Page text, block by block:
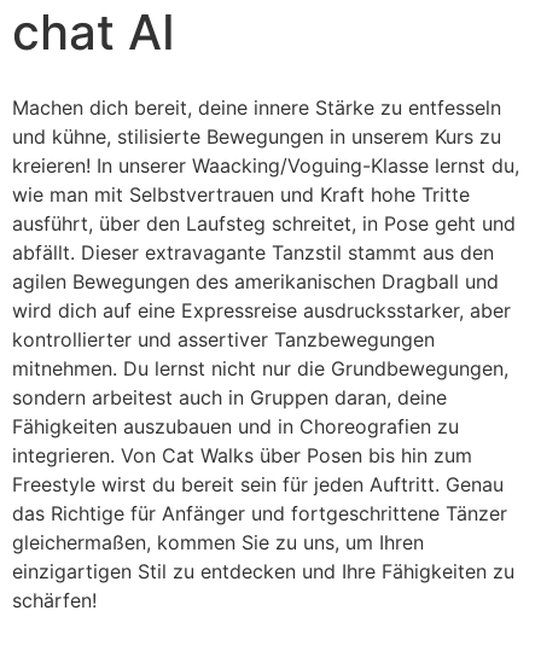
chat AI
Machen dich bereit, deine innere Stärke zu entfesseln
und kühne, stilisierte Bewegungen in unserem Kurs zu
kreieren! In unserer Waacking/Voguing-Klasse lernst du,
wie man mit Selbstvertrauen und Kraft hohe Tritte
ausführt, über den Laufsteg schreitet, in Pose geht und
abfällt. Dieser extravagante Tanzstil stammt aus den
agilen Bewegungen des amerikanischen Dragball und
wird dich auf eine Expressreise ausdrucksstarker, aber
kontrollierter und assertiver Tanzbewegungen
mitnehmen. Du lernst nicht nur die Grundbewegungen,
sondern arbeitest auch in Gruppen daran, deine
Fähigkeiten auszubauen und in Choreografien zu
integrieren. Von Cat Walks über Posen bis hin zum
Freestyle wirst du bereit sein für jeden Auftritt. Genau
das Richtige für Anfänger und fortgeschrittene Tänzer
gleichermaßen, kommen Sie zu uns, um Ihren
einzigartigen Stil zu entdecken und Ihre Fähigkeiten zu
schärfen!